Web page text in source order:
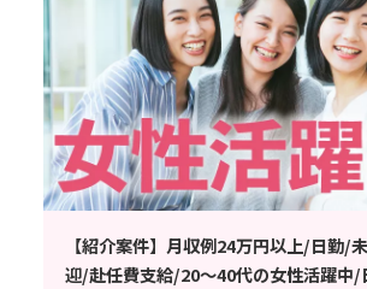
【紹介案件】月収例24万円以上/日勤/
迎/赴任費支給/20～40代の女性活躍中/